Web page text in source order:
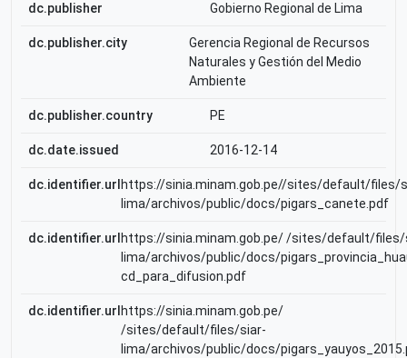
dc.publisher Gobierno Regional de Lima
dc.publisher.city
Gerencia Regional de Recursos
Naturales y Gestión del Medio
Ambiente
dc.publisher.country PE
dc.date.issued 2016-12-14
dc.identifier.url https://sinia.minam.gob.pe//sites/default/files/
lima/archivos/public/docs/pigars_canete.pdf
dc.identifier.url https://sinia.minam.gob.pe/ /sites/default/
lima/archivos/public/docs/
cd_para_difusion.pdf
dc.identifier.url https://sinia.minam.gob.pe/
/sites/default/files/siar-
lima/archivos/public/docs/